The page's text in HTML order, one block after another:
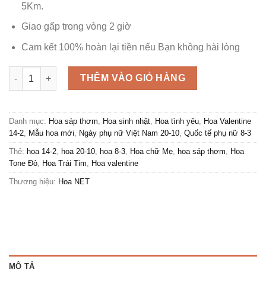
5Km.
Giao gấp trong vòng 2 giờ
Cam kết 100% hoàn lại tiền nếu Bạn không hài lòng
Bó Hoa Sáp Thơm Chữ “Mẹ” số lượng
THÊM VÀO GIỎ HÀNG
Danh mục: Hoa sáp thơm, Hoa sinh nhật, Hoa tình yêu, Hoa Valentine
14-2, Mẫu hoa mới, Ngày phụ nữ Việt Nam 20-10, Quốc tế phụ nữ 8-3
Thẻ: hoa 14-2, hoa 20-10, hoa 8-3, Hoa chữ Mẹ, hoa sáp thơm, Hoa
Tone Đỏ, Hoa Trái Tim, Hoa valentine
Thương hiệu: Hoa NET
MÔ TẢ